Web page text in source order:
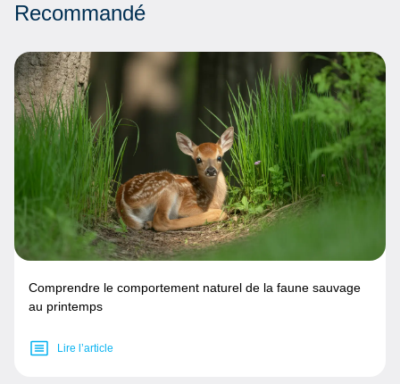
Recommandé
Comprendre le comportement naturel de la faune sauvage
au printemps
Lire l’article